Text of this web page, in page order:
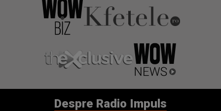
Despre Radio Impuls